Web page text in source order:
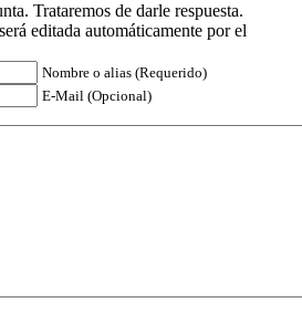
Trataremos de darle respuesta.
editada automáticamente por el
Nombre o alias (Requerido)
E-Mail (Opcional)